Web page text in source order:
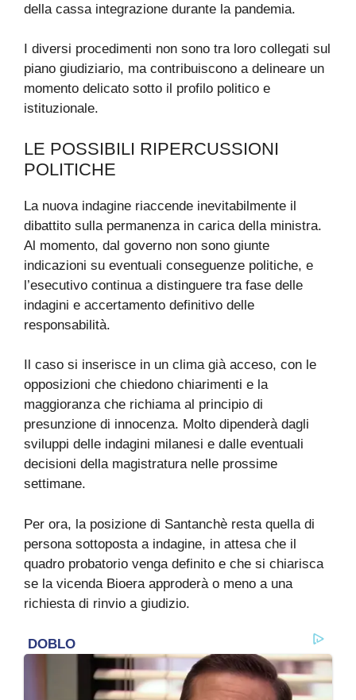
della cassa integrazione durante la pandemia.
I diversi procedimenti non sono tra loro collegati sul
piano giudiziario, ma contribuiscono a delineare un
momento delicato sotto il profilo politico e
istituzionale.
LE POSSIBILI RIPERCUSSIONI
POLITICHE
La nuova indagine riaccende inevitabilmente il
dibattito sulla permanenza in carica della ministra.
Al momento, dal governo non sono giunte
indicazioni su eventuali conseguenze politiche, e
l’esecutivo continua a distinguere tra fase delle
indagini e accertamento definitivo delle
responsabilità.
Il caso si inserisce in un clima già acceso, con le
opposizioni che chiedono chiarimenti e la
maggioranza che richiama al principio di
presunzione di innocenza. Molto dipenderà dagli
sviluppi delle indagini milanesi e dalle eventuali
decisioni della magistratura nelle prossime
settimane.
Per ora, la posizione di Santanchè resta quella di
persona sottoposta a indagine, in attesa che il
quadro probatorio venga definito e che si chiarisca
se la vicenda Bioera approderà o meno a una
richiesta di rinvio a giudizio.